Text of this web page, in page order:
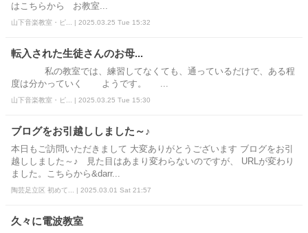
はこちらから お教室...
山下音楽教室・ピ... | 2025.03.25 Tue 15:32
転入された生徒さんのお母...
私の教室では、練習してなくても、通っているだけで、ある程
度は分かっていく ようです。 ...
山下音楽教室・ピ... | 2025.03.25 Tue 15:30
ブログをお引越ししました～♪
本日もご訪問いただきまして 大変ありがとうございます ブログをお引
越ししました～♪ 見た目はあまり変わらないのですが、 URLが変わり
ました。こちらから&darr...
陶芸足立区 初めて... | 2025.03.01 Sat 21:57
久々に電波教室